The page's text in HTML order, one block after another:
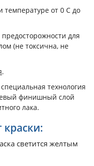
температуре от 0 С до
для
(не токсична, не
.
технология
финишный слой
лака.
краски:
светится желтым